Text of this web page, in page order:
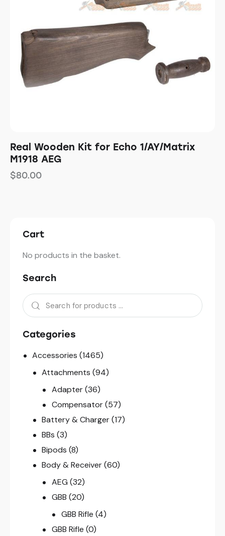
Real Wooden Kit for Echo 1/AY/Matrix
M1918 AEG
$80.00
Cart
No products in the basket.
Search
Categories
Accessories (1465)
Attachments (94)
Adapter (36)
Compensator (57)
Battery & Charger (17)
BBs (3)
Bipods (8)
Body & Receiver (60)
AEG (32)
GBB (20)
GBB Rifle (4)
GBB Rifle (0)